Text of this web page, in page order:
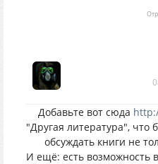
Добавьте вот сюда
"Другая литература",
обсуждать книги не
И ещё: есть возможность